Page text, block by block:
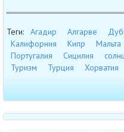
Теги: Агадир Алгарве
Калифорния
Кипр Мальта
Португалия
Сицилия
Туризм
Турция
Хорватия